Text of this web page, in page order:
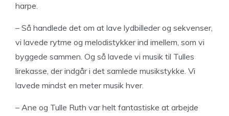
harpe.
– Så handlede det om at lave lydbilleder og sekvenser,
vi lavede rytme og melodistykker ind imellem, som vi
byggede sammen. Og så lavede vi musik til Tulles
lirekasse, der indgår i det samlede musikstykke. Vi
lavede mindst en meter musik hver.
– Ane og Tulle Ruth var helt fantastiske at arbejde